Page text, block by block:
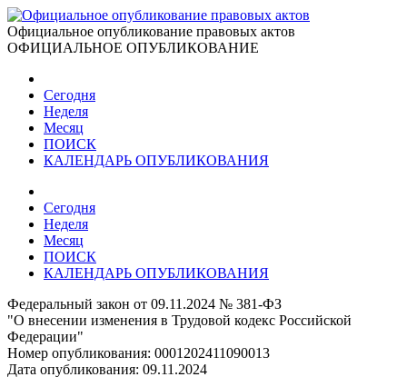
Официальное опубликование правовых актов
ОФИЦИАЛЬНОЕ ОПУБЛИКОВАНИЕ
Сегодня
Неделя
Месяц
ПОИСК
КАЛЕНДАРЬ ОПУБЛИКОВАНИЯ
Сегодня
Неделя
Месяц
ПОИСК
КАЛЕНДАРЬ ОПУБЛИКОВАНИЯ
Федеральный закон от 09.11.2024 № 381-ФЗ
"О внесении изменения в Трудовой кодекс Российской
Федерации"
Номер опубликования: 0001202411090013
Дата опубликования: 09.11.2024